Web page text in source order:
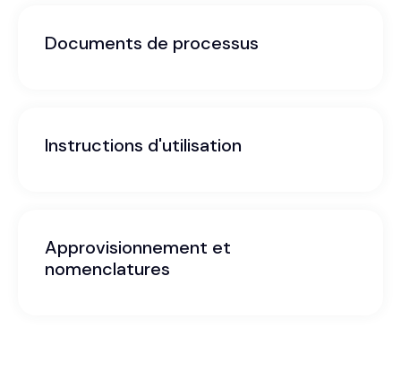
Documents de processus
Instructions d'utilisation
Approvisionnement et
nomenclatures